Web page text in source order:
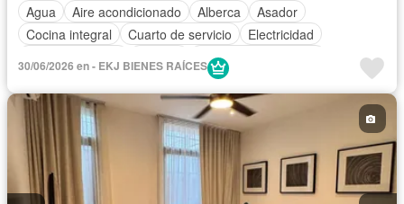
Agua
Aire acondicionado Alberca
Asador
Cocina integral
Cuarto de servicio
Electricidad
Recámara con closet
Zonas verdes Sin amueblar
30/06/2026 en - EKJ BIENES RAÍCES